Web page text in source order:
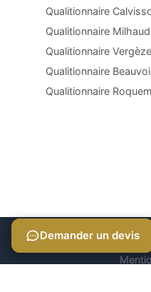
Qualitionnaire
Qualitionnaire Milhaud
Qualitionnaire Vergèze
Qualitionnaire
Qualitionnaire
© 2026
Demander un devis
Demander un devis